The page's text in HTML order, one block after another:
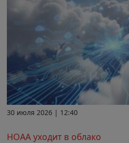
30 июля 2026 | 12:40
НОАА уходит в облако